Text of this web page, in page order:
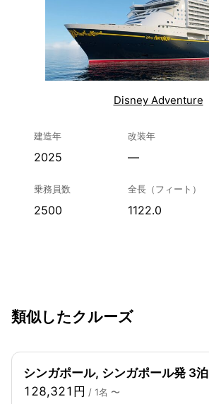
Disney Adventure
建造年
2025
改装年
—
乗務員数
2500
全長（フィート）
1122.0
類似したクルーズ
シンガポール, シンガポール発 3泊
128,321円 / 1名 〜